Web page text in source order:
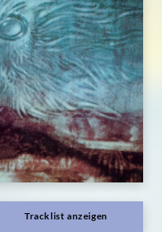
Tracklist anzeigen